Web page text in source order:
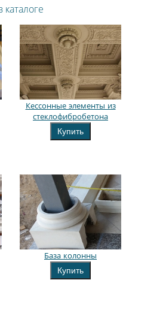
Кессонные элементы из
стеклофибробетона
Купить
База колонны
Купить